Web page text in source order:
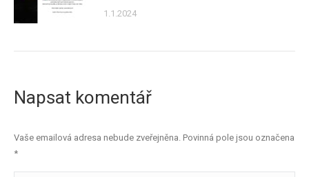
1.1.2024
Napsat komentář
Vaše emailová adresa nebude zveřejněna. Povinná pole jsou označena
*